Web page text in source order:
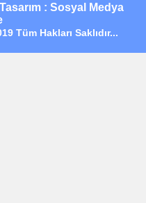
: Sosyal Medya
Tüm Hakları Saklıdır...